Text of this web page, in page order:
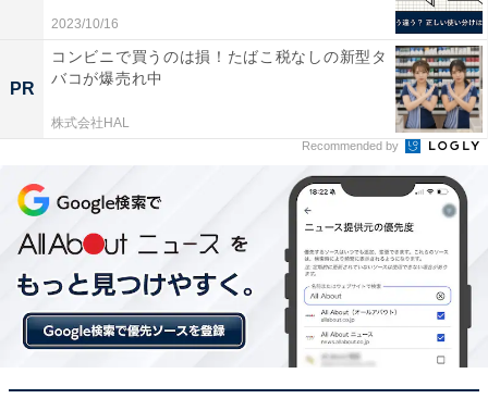
「訃報」の間違った読み方「けいほう」「とほ
う」
「訃報」の正しい読み方は「ふほう」ですが、「けいほ
う」や「とほう」といった読み方を耳にすることがある
かもしれません。これらはいずれも誤った読み方です
が、なぜこのように読まれてしまうのでしょうか。
・【誤】けいほう
「けいほう」と読んでしまう背景には、「訃」という漢
字が「計」という漢字と似ている
ことが関係しているか
2023/10/16
PR
コンビニで買うのは損！たばこ税なしの新型タ
バコが爆売れ中
株式会社HAL
Recommended by